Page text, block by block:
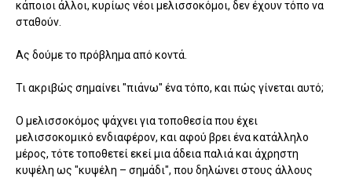
κάποιοι άλλοι, κυρίως νέοι μελισσοκόμοι, δεν έχουν τόπο να
σταθούν.
Ας δούμε το πρόβλημα από κοντά.
Τι ακριβώς σημαίνει "πιάνω" ένα τόπο, και πώς γίνεται αυτό;
Ο μελισσοκόμος ψάχνει για τοποθεσία που έχει
μελισσοκομικό ενδιαφέρον, και αφού βρει ένα κατάλληλο
μέρος, τότε τοποθετεί εκεί μια άδεια παλιά και άχρηστη
κυψέλη ως "κυψέλη – σημάδι", που δηλώνει στους άλλους